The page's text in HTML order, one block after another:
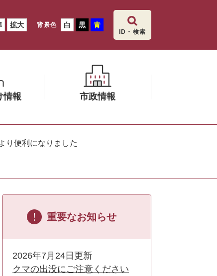
拡大 背景色 白 黒 青
ID・検索
情報 市政情報
ニ
を
く
り便利になりました
重要なお知らせ
2026年7月24日更新
クマの出没にご注意ください